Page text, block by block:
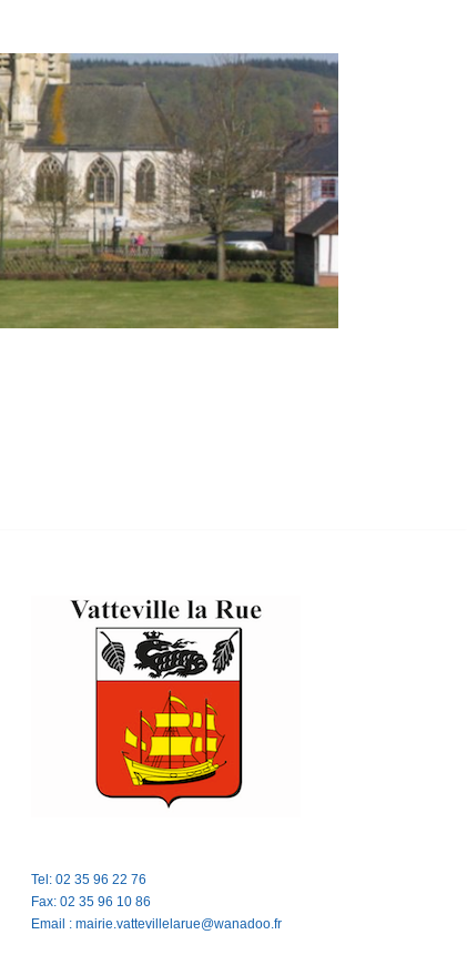
Tel: 02 35 96 22 76
Fax: 02 35 96 10 86
Email : mairie.vattevillelarue@wanadoo.fr